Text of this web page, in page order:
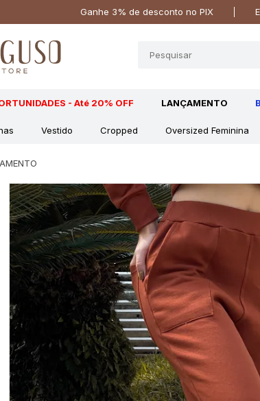
Ganhe 3% de desconto no PIX
- Até 20% OFF LANÇAMENTO
Vestido Cropped Oversized Feminina